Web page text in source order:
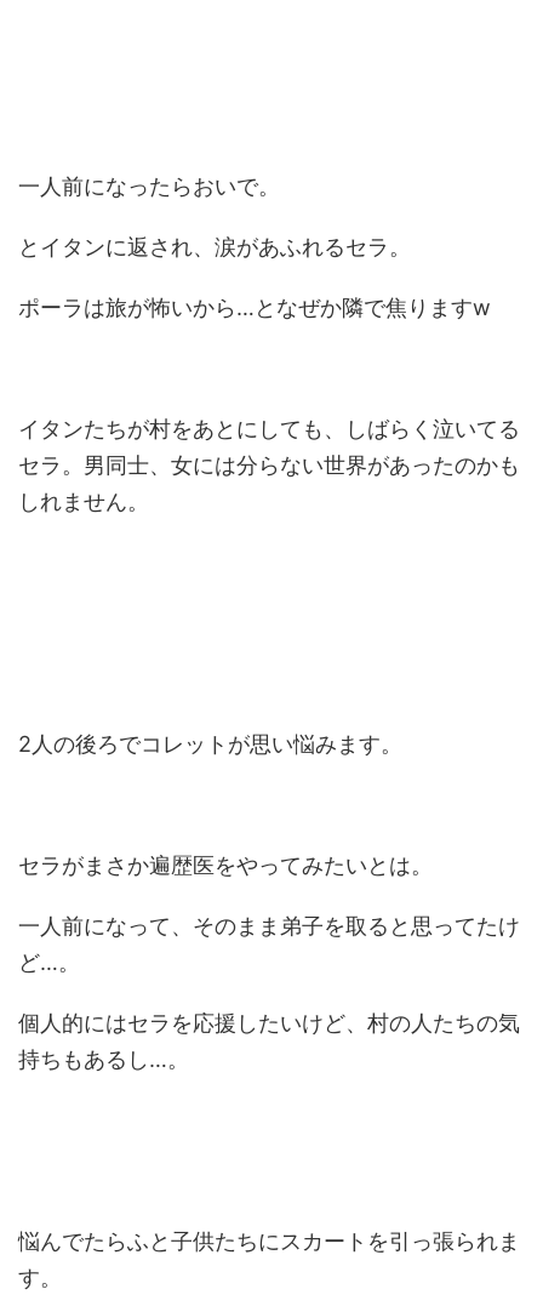
一人前になったらおいで。
とイタンに返され、涙があふれるセラ。
ポーラは旅が怖いから…となぜか隣で焦りますw
イタンたちが村をあとにしても、しばらく泣いてる
セラ。男同士、女には分らない世界があったのかも
しれません。
2人の後ろでコレットが思い悩みます。
セラがまさか遍歴医をやってみたいとは。
一人前になって、そのまま弟子を取ると思ってたけ
ど…。
個人的にはセラを応援したいけど、村の人たちの気
持ちもあるし…。
悩んでたらふと子供たちにスカートを引っ張られま
す。